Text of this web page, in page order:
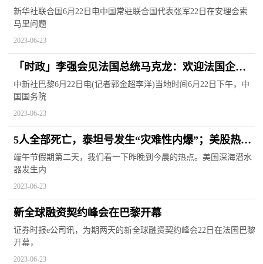
新华社联合国6月22日电中国常驻联合国代表张军22日在安理会索
马里问题
2023-06-23
「时政」李强会见法国总统马克龙：欢迎法国企业
分享中国发展机遇
中新社巴黎6月22日电(记者郭金超李洋)当地时间6月22日下午，中
国国务院
2023-06-23
5人全部死亡，泰坦号发生“灾难性内爆”；美股热门
科技股普遍上涨
端午节假期第二天，我们看一下昨晚到今晨的热点。美国深海潜水
器发生内
2023-06-23
新全球融资契约峰会在巴黎开幕
证券时报e公司讯，为期两天的新全球融资契约峰会22日在法国巴黎
开幕，
2023-06-23